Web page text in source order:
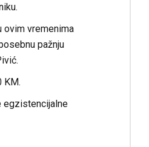
ovim vremenima
pažnju
KM.
egzistencijalne